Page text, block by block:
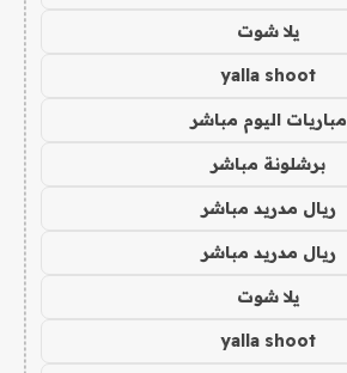
يلا شوت
yalla shoot
مباريات اليوم مباشر
برشلونة مباشر
ريال مدريد مباشر
ريال مدريد مباشر
يلا شوت
yalla shoot